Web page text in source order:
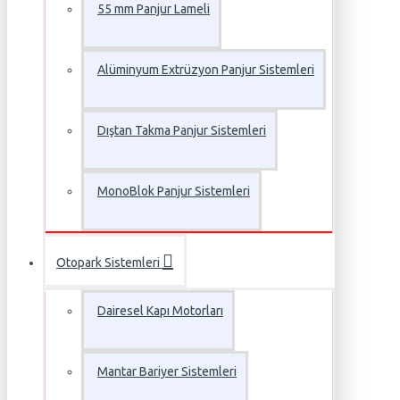
55 mm Panjur Lameli
Alüminyum Extrüzyon Panjur Sistemleri
Dıştan Takma Panjur Sistemleri
MonoBlok Panjur Sistemleri
Otopark Sistemleri
Dairesel Kapı Motorları
Mantar Bariyer Sistemleri